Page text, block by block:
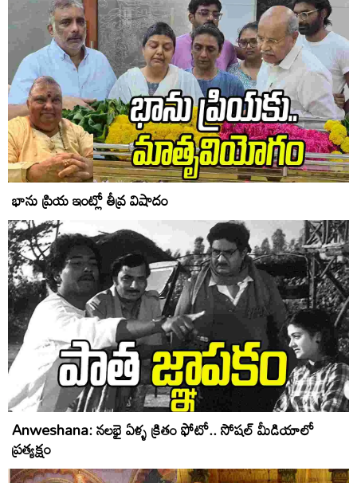
భాను ప్రియ ఇంట్లో తీవ్ర విషాదం
Anweshana: నలభై ఏళ్ళ క్రితం ఫోటో.. సోషల్ మీడియాలో
ప్రత్యక్షం